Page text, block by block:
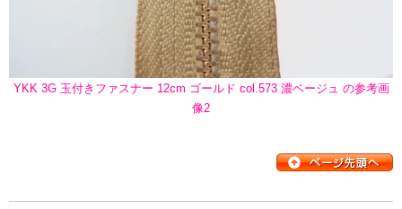
YKK 3G 玉付きファスナー 12cm ゴールド col.573 濃ベージュ の参考画
像2